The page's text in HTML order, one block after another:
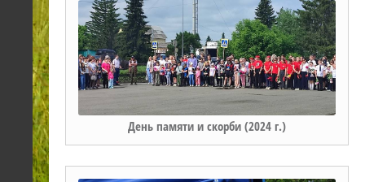
День памяти и скорби (2024 г.)